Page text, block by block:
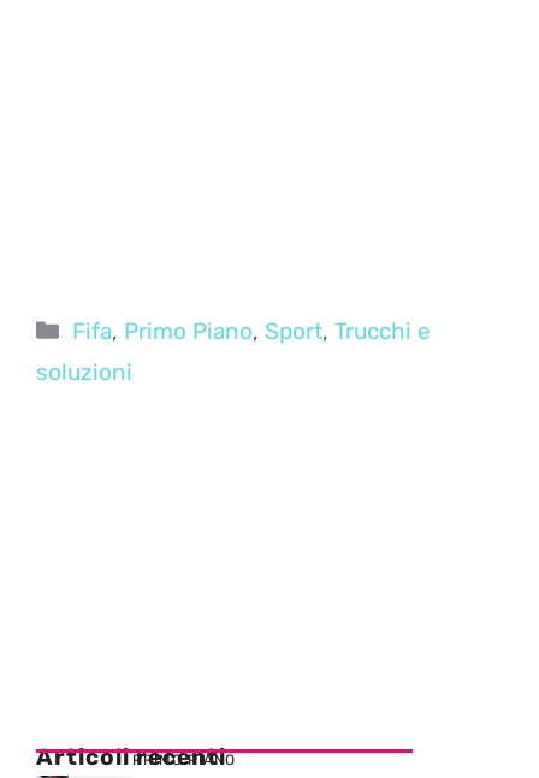
Categorie
Fifa, Primo Piano, Sport,Trucchi e
soluzioni
Articoli recenti
PRIMO PIANO